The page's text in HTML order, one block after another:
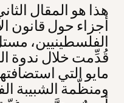
هذا هو المقال
أجزاء حول قانون
الفلسطينيين،
قُدِّمت خلال ندوة
مايو التي
ومنظّمة الشبيبة